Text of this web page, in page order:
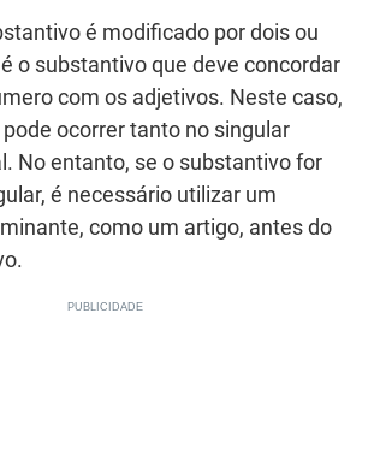
é modificado por dois ou
o substantivo que deve concordar
com os adjetivos. Neste caso,
ocorrer tanto no singular
No entanto, se o substantivo for
é necessário utilizar um
como um artigo, antes do